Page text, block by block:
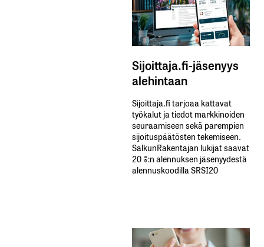
Sijoittaja.fi-jäsenyys
alehintaan
Sijoittaja.fi tarjoaa kattavat
työkalut ja tiedot markkinoiden
seuraamiseen sekä parempien
sijoituspäätösten tekemiseen.
SalkunRakentajan lukijat saavat
20 %:n alennuksen jäsenyydestä
alennuskoodilla SRSI20